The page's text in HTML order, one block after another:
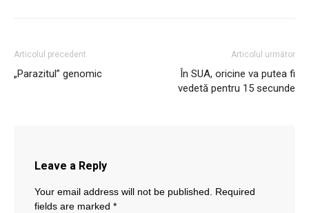
Articolul precedent
„Parazitul” genomic
Articolul următor
În SUA, oricine va putea fi
vedetă pentru 15 secunde
Leave a Reply
Your email address will not be published.
Required
fields are marked *